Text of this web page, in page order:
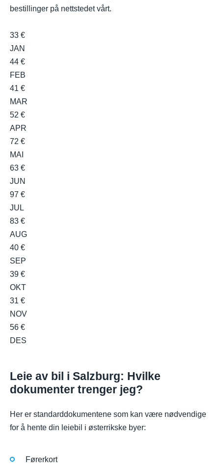
bestillinger på nettstedet vårt.
33 €
JAN
44 €
FEB
41 €
MAR
52 €
APR
72 €
MAI
63 €
JUN
97 €
JUL
83 €
AUG
40 €
SEP
39 €
OKT
31 €
NOV
56 €
DES
Leie av bil i Salzburg: Hvilke
dokumenter trenger jeg?
Her er standarddokumentene som kan være nødvendige
for å hente din leiebil i østerrikske byer:
Førerkort